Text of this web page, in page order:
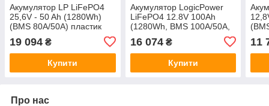
Акумулятор LP LiFePO4
25,6V - 50 Ah (1280Wh)
(BMS 80A/50А) пластик
19 094 ₴
Купити
Акумулятор LogicPower
LiFePO4 12.8V 100Ah
(1280Wh, BMS 100A/50А,
16 074₴
Купити
11
Про нас